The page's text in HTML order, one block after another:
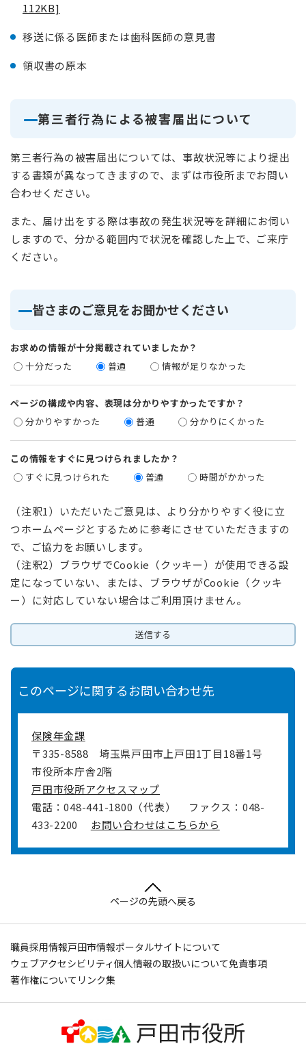
112KB]
移送に係る医師または歯科医師の意見書
領収書の原本
第三者行為による被害届出について
第三者行為の被害届出については、事故状況等により提出
する書類が異なってきますので、まずは市役所までお問い
合わせください。
また、届け出をする際は事故の発生状況等を詳細にお伺い
しますので、分かる範囲内で状況を確認した上で、ご来庁
ください。
皆さまのご意見をお聞かせください
お求めの情報が十分掲載されていましたか？
十分だった
普通 情報が足りなかった
ページの構成や内容、表現は分かりやすかったですか？
分かりやすかった
普通 分かりにくかった
この情報をすぐに見つけられましたか？
すぐに見つけられた
普通 時間がかかった
（注釈1）いただいたご意見は、より分かりやすく役に立
つホームページとするために参考にさせていただきますの
で、ご協力をお願いします。
（注釈2）ブラウザでCookie（クッキー）が使用できる設
定になっていない、または、ブラウザがCookie（クッキ
ー）に対応していない場合はご利用頂けません。
このページに関するお問い合わせ先
保険年金課
〒335-8588
埼玉県戸田市上戸田1丁目18番1号
市役所本庁舎2階
戸田市役所アクセスマップ
電話：048-441-1800（代表）
ファクス：048-
433-2200
お問い合わせはこちらから
ページの先頭へ戻る
職員採用情報戸田市情報ポータルサイトについて
ウェブアクセシビリティ個人情報の取扱いについて免責事項
著作権について リンク集